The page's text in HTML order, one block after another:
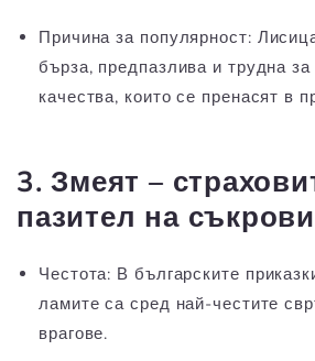
Причина за популярност:
бърза, предпазлива и трудна
качества, които се пренасят в
3. Змеят –
пазител на
Честота: В българските
ламите са сред най-честите
врагове.